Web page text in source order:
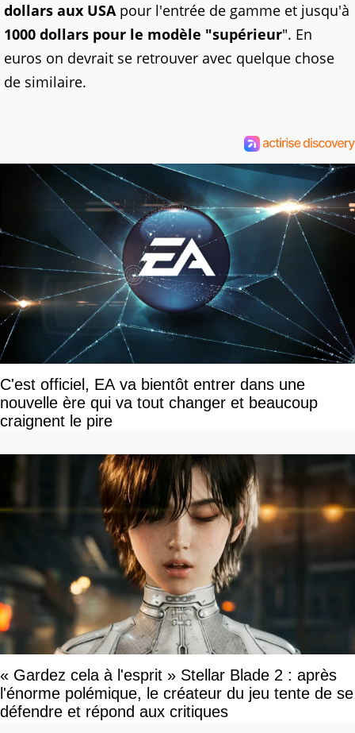
dollars aux USApour l'entrée de gamme et jusqu'à
1000 dollars pour le modèle "supérieur". En
euros on devrait se retrouver avec quelque chose
de similaire.
C'est officiel, EA va bientôt entrer dans une
nouvelle ère qui va tout changer et beaucoup
craignent le pire
« Gardez cela à l'esprit » Stellar Blade 2 : après
l'énorme polémique, le créateur du jeu tente de se
défendre et répond aux critiques